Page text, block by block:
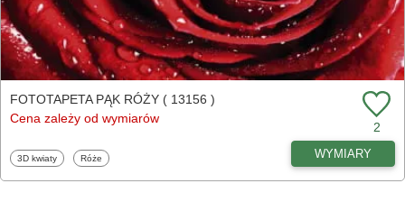
FOTOTAPETA PĄK RÓŻY ( 13156 )
Cena zależy od wymiarów
2
Fototapety
3D kwiaty Fototapety
Róże WYMIARY